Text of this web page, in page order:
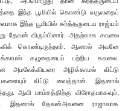
இந்த பூமியில் கொண்டு வருவதைப்
இந்த பூமியில் கர்த்தருடைய ராஜ்யம்
விரும்பினார். அதற்காக சவுலை
கொண்டிருந்தார். ஆனால் அவனே
கழுதையைப் பற்றிய கவலை.
அழிக்காமல் விட்டு
விட்டு வைத்தான். இதனால்
ஆவி மாம்சத்திற்கு விரோதமாகவும்,
இதனால் தேவன்அவனை ராஜாவாக